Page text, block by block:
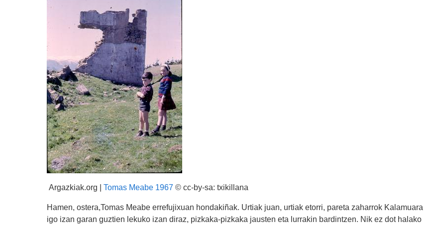
Argazkiak.org | Tomas Meabe 1967 © cc-by-sa: txikillana
Hamen, ostera,Tomas Meabe errefujixuan hondakiñak. Urtiak juan, urtiak etorri, pareta zaharrok Kalamuara
igo izan garan guztien lekuko izan diraz, pizkaka-pizkaka jausten eta lurrakin bardintzen. Nik ez dot halako